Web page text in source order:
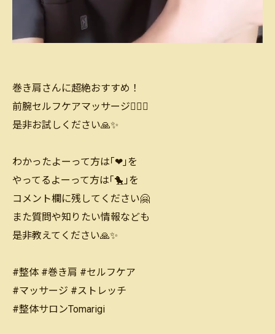
巻き肩さんに超絶おすすめ！
前腕セルフケアマッサージ💆‍♀️✨
是非お試しください🙏✨
わかったよーって方は｢❤｣を
やってるよーって方は｢🐤｣を
コメント欄に残してください🤗
また質問や知りたい情報なども
是非教えてください🙏✨
#整体 #巻き肩 #セルフケア
#マッサージ #ストレッチ
#整体サロンTomarigi